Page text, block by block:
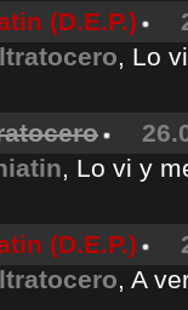
(D.E.P.)
, Lo
, Lo vi y
(D.E.P.)
, A